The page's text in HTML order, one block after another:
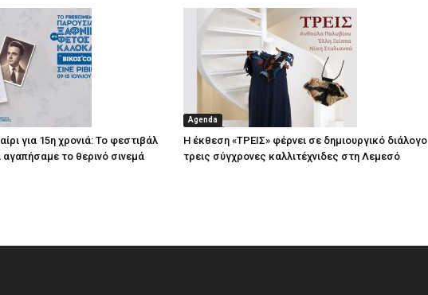
για 15η χρονιά: Το φεστιβάλ
αγαπήσαμε το θερινό σινεμά
Agenda
Η έκθεση «ΤΡΕΙΣ» φέρνει σε δημιουργικό διάλογο
τρεις σύγχρονες καλλιτέχνιδες στη Λεμεσό